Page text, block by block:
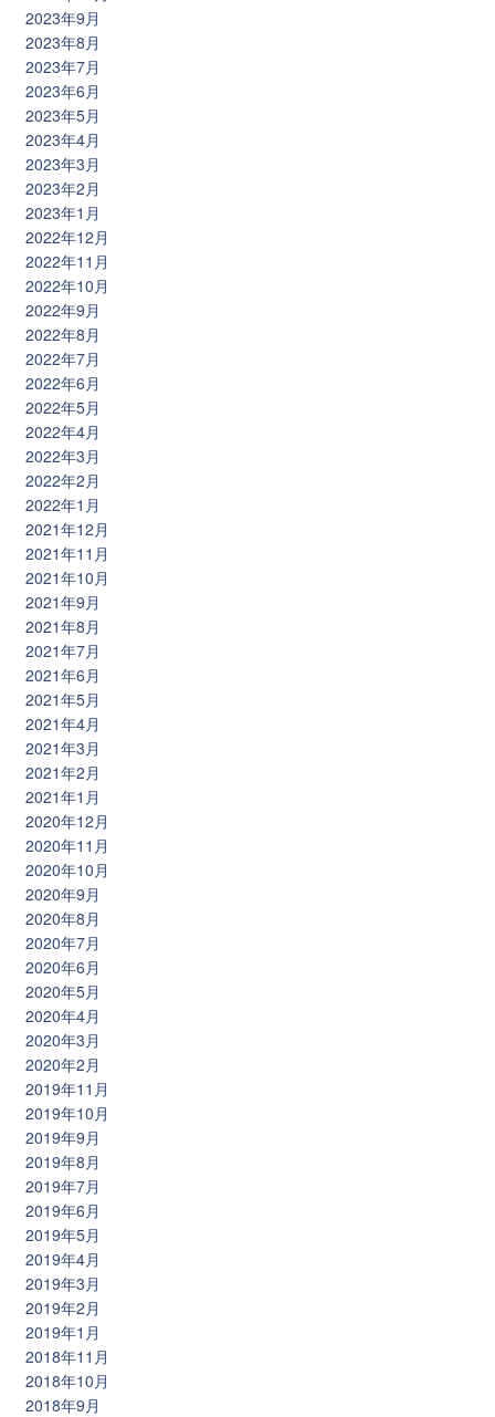
2023年9月
2023年8月
2023年7月
2023年6月
2023年5月
2023年4月
2023年3月
2023年2月
2023年1月
2022年12月
2022年11月
2022年10月
2022年9月
2022年8月
2022年7月
2022年6月
2022年5月
2022年4月
2022年3月
2022年2月
2022年1月
2021年12月
2021年11月
2021年10月
2021年9月
2021年8月
2021年7月
2021年6月
2021年5月
2021年4月
2021年3月
2021年2月
2021年1月
2020年12月
2020年11月
2020年10月
2020年9月
2020年8月
2020年7月
2020年6月
2020年5月
2020年4月
2020年3月
2020年2月
2019年11月
2019年10月
2019年9月
2019年8月
2019年7月
2019年6月
2019年5月
2019年4月
2019年3月
2019年2月
2019年1月
2018年11月
2018年10月
2018年9月